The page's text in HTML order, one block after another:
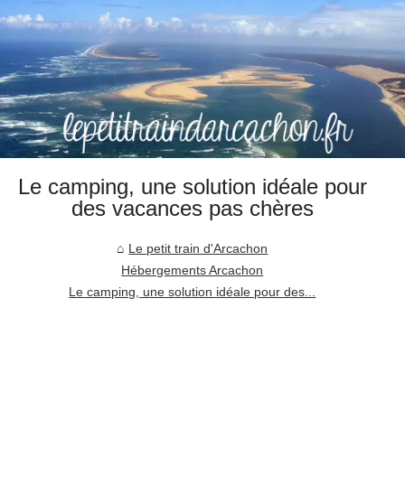
Le camping, une solution idéale pour
des vacances pas chères
Le petit train d'Arcachon
Hébergements Arcachon
Le camping, une solution idéale pour des...